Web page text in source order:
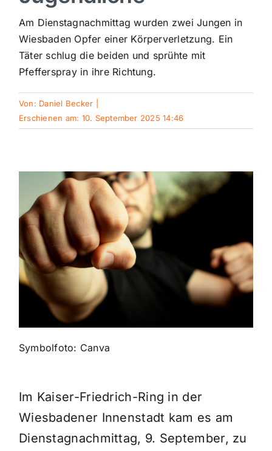
Sport
Kultur
Panorama
Verkehrsmeldungen
Polizeimeldungen
Themen und Termine
Gewinnspiele
Am Dienstagnachmittag wurden zwei Jungen in
Wiesbaden Opfer einer Körperverletzung. Ein
Täter schlug die beiden und sprühte mit
Pfefferspray in ihre Richtung.
Von: Daniel Becker
Erschienen am: 10. September 2025 14:46
Symbolfoto: Canva
Im Kaiser-Friedrich-Ring in der
Wiesbadener Innenstadt kam es am
Dienstagnachmittag, 9. September, zu